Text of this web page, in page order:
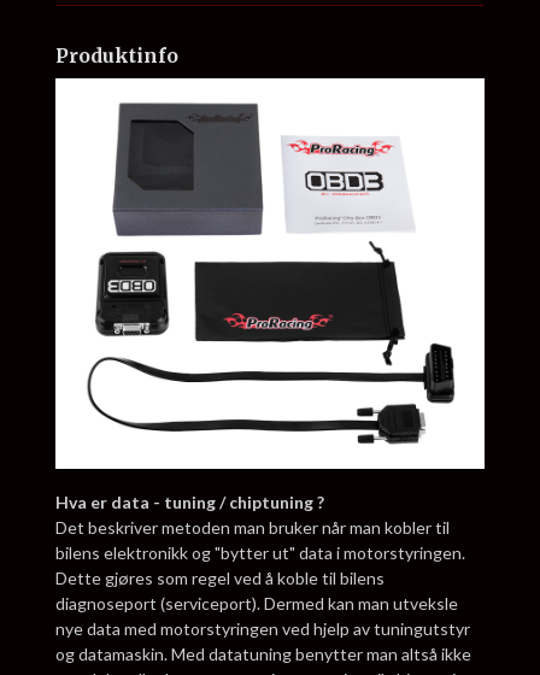
Produktinfo
Hva er data - tuning / chiptuning ?
Det beskriver metoden man bruker når man kobler til
bilens elektronikk og "bytter ut" data i motorstyringen.
Dette gjøres som regel ved å koble til bilens
diagnoseport (serviceport). Dermed kan man utveksle
nye data med motorstyringen ved hjelp av tuningutstyr
og datamaskin. Med datatuning benytter man altså ikke